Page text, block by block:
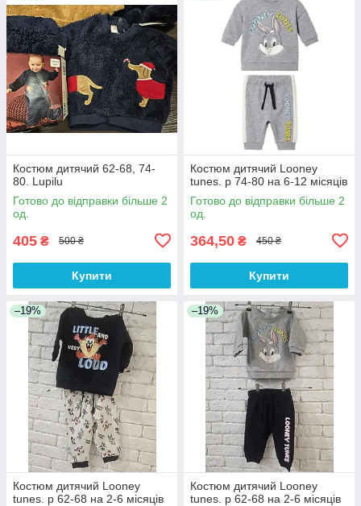
Костюм дитячий 62-68, 74-
80. Lupilu
Готово до відправки більше 2
од.
405 ₴ 500 ₴
Купити
Костюм дитячий Looney
tunes. р 74-80 на 6-12 місяців
Готово до відправки більше 2
од.
364,50 ₴ 450 ₴
Купити
–19%
Костюм дитячий Looney
tunes. р 62-68 на 2-6 місяців
–19%
Костюм дитячий Looney
tunes. р 62-68 на 2-6 місяців